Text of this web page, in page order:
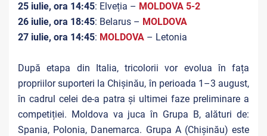
25 iulie, ora 14:45: Elveția – MOLDOVA 5-2
26 iulie, ora 18:45: Belarus – MOLDOVA
27 iulie, ora 14:45: MOLDOVA – Letonia
După etapa din Italia, tricolorii vor evolua în fața
propriilor suporteri la Chișinău, în perioada 1–3 august,
în cadrul celei de-a patra și ultimei faze preliminare a
competiției. Moldova va juca în Grupa B, alături de:
Spania, Polonia, Danemarca. Grupa A (Chișinău) este